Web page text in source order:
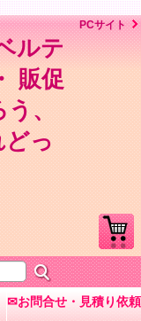
ルテ
販促
、
っ
PCサイト
✉お問合せ・見積り依頼